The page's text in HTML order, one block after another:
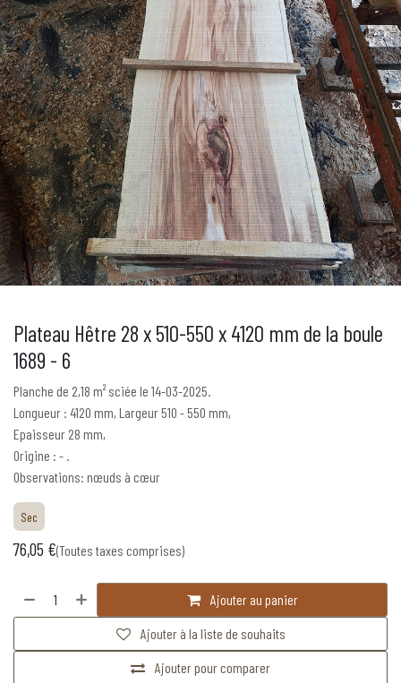
Plateau Hêtre 28 x 510-550 x 4120 mm de la boule
1689 - 6
Planche de 2,18 m² sciée le 14-03-2025.
Longueur : 4120 mm, Largeur 510 - 550 mm,
Epaisseur 28 mm,
Origine : - .
Observations: nœuds à cœur
Sec
76,05 €(Toutes taxes comprises)
Ajouter au panier
Ajouter pour comparer
Ajouter à la liste de souhaits